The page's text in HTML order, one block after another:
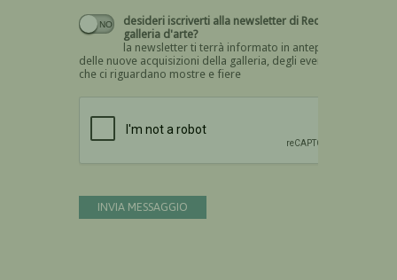
desideri iscriverti alla newsletter di Recta
galleria d'arte?
la newsletter ti terrà informato in anteprima
delle nuove acquisizioni della galleria, degli eventi
che ci riguardano mostre e fiere
INVIA MESSAGGIO